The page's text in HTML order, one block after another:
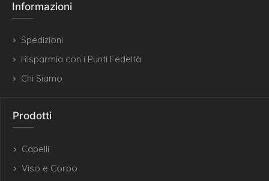
Informazioni
Spedizioni
Risparmia con i Punti Fedeltà
Chi Siamo
Prodotti
Capelli
Viso e Corpo